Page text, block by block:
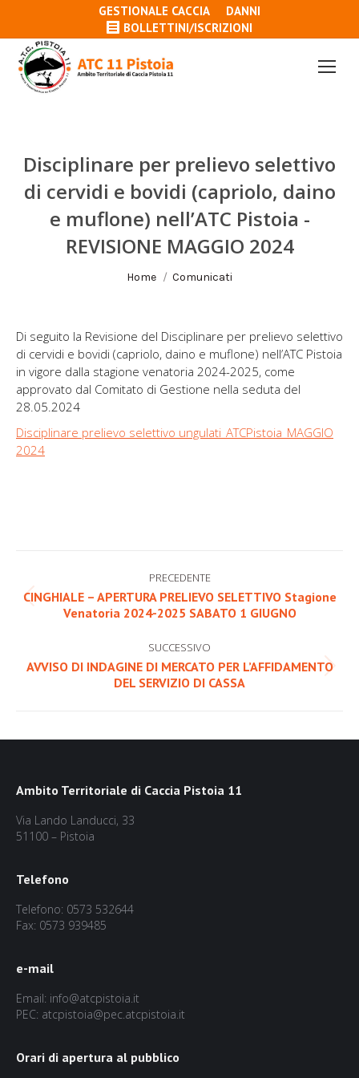
GESTIONALE CACCIA
DANNI
BOLLETTINI/ISCRIZIONI
Disciplinare per prelievo selettivo
di cervidi e bovidi (capriolo, daino
e muflone) nell’ATC Pistoia -
REVISIONE MAGGIO 2024
Tu sei qui:
Home Comunicati
Di seguito la Revisione del Disciplinare per prelievo selettivo
di cervidi e bovidi (capriolo, daino e muflone) nell’ATC Pistoia
in vigore dalla stagione venatoria 2024-2025, come
approvato dal Comitato di Gestione nella seduta del
28.05.2024
Disciplinare prelievo selettivo ungulati_ATCPistoia_MAGGIO
2024
tra
post
PRECEDENTE
Post
precedente:
CINGHIALE – APERTURA PRELIEVO SELETTIVO Stagione
Venatoria 2024-2025 SABATO 1 GIUGNO
SUCCESSIVO
Prossimo
post:
AVVISO DI INDAGINE DI MERCATO PER L’AFFIDAMENTO
DEL SERVIZIO DI CASSA
Ambito Territoriale di Caccia Pistoia 11
Via Lando Landucci, 33
51100 – Pistoia
Telefono
Telefono: 0573 532644
Fax: 0573 939485
e-mail
Email: info@atcpistoia.it
PEC: atcpistoia@pec.atcpistoia.it
Orari di apertura al pubblico